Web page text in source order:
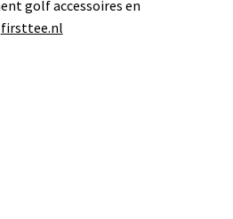
golf accessoires en
firsttee.nl